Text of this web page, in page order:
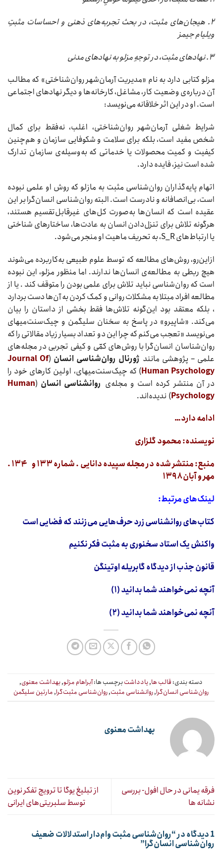
۲. هیجان‌های مثبت، در بحث تجربه‌های ذهنی و احساسات مثبتِ
ویلیام جیمز
۳. نهادهای مثبت، در توجهِ مزلو به نهادهای مدنی
مزلو کتابی دارد به نام «مدیریت آرمان‌شهر روان‌شناختی» که مطالب
آن درباره‌ی وضعیت کار، مشاغل، کارخانه‌ها و دیگر نهادهای اجتماعی
است. او در این اثر خلاقانه می‌نویسد:
شرایط شغلی آرمان‌شهر روان‌شناختی، اغلب، نه‌فقط برای کمال
شخص مفید است، بلکه برای سلامت و شکوفایی سازمان و هم‌چنین
کیفیت و کمیت محصولات یا خدماتی که به‌وسیله‌ی سازمان تدارک
شده است نیز، فایده دارد.
اتهام پایه‌گذاران روان‌شناسی مثبت به مازلو که روش او علمی نبوده
است، بی‌انصافانه و نادرست است. البته روان‌شناسی انسان‌گرا بر این
عقیده است که انسان‌ها به‌صورت کل‌های غیرقابل‌تقسیم هستند،
هرگونه تلاش برای تنزل‌دادن انسان به عادت‌ها، ساختارهای شناختی
یا ارتباط‌های S_R، به تحریف ماهیت او منجر می‌شود.
ازاین‌رو، روش‌های مطالعه که توسط علوم طبیعی به‌کاربرده می‌شوند
هیچ‌ ربطی به مطالعه‌ی انسان‌ها ندارند. اما منظور مزلو، این نبوده
است که روان‌شناسی نباید تلاش برای علمی بودن را متوقف کند . یا از
مطالعه افراد مبتلا به مشکلات روانی و کمک کردن به آن‌ها دست بردارد
، بلکه معتقد بود این‌گونه تلاش‌ها فقط بخشی از داستان را بیان
می‌کند. «شاپیرو» در پاسخ به سخنان سلیگمن و چیک‌سنت‌میهای
می‌نویسد «تعجب می‌کنم که چرا این دو تعداد بسیار زیاد مقالاتی را که
روان‌شناسان انسان‌گرا با روش‌های کمّی و کیفی تجربی در مجله‌های
علمی – پژوهشی مانندژورنال روان‌شناسی انسان (
Journal Of
Human Psychology) که چیک‌سنت‌میهای، اولین کارهای خود را
در آن منتشر کرده است و مجله‌ی روانشناسی انسان (
Human
Psychology) ندیده‌اند.
ادامه دارد…
نویسنده: محمود گلزاری
منبع: منتشر شده در مجله سپیده دانایی . شماره ۱۳۳ و ۱۳۴ .
مهر و آبان ۱۳۹۸
لینک‌های مرتبط:
کتاب‌های روانشناسی زرد حرف‌هایی می‌زنند که فضایی است
واکنش یک استاد سخنوری به مثبت فکر نکنیم
قانون جذب از دیدگاه گابریله اوتینگن
آنچه نمی‌خواهند شما بدانید (۱)
آنچه نمی‌خواهند شما بدانید (۲)
دسته بندی: قالب ها,یادداشتبرچسب ها:آبراهام مزلو,بهداشت معنوی,
روان‌شناسی انسان‌گرا,روانشناسی مثبت,روان‌شناسی مثبت‌گرا,مارتین سلیگمن
بهداشت معنوی
فرقه یمانی در حال افول- بررسی
نشانه ها
از تبلیغ یوگا تا ترویج تفکر نوین
توسط سلبریتی‌های ایرانی
1 دیدگاه در “ روان‌شناسی مثبت وام‌دار استدلالات ضعیف
روان‌شناسی انسان‌گرا”